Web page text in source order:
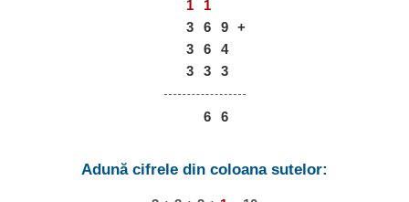
1
1
3
6 9
+
3
6
4
3
3 3
6 6
Adună cifrele din coloana sutelor: